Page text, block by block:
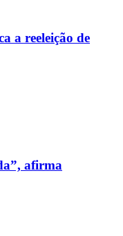
a reeleição de
afirma